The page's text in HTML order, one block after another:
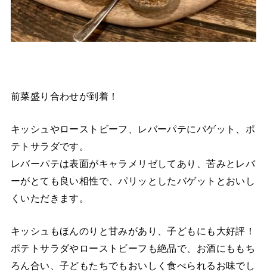
前菜盛り合わせが到着！
キッシュやローストビーフ、レバーパテにバゲット、ポ
テトサラダです。
レバーパテは表面がキャラメリゼしてあり、苦みとレバ
ーがとても良い相性で、パリッとしたバゲットとおいし
くいただきます。
キッシュもほんのりと甘みがあり、子どもにも大好評！
ポテトサラダやローストビーフも絶品で、お酒にももち
ろん合い、子どもたちでもおいしく食べられるお味でし